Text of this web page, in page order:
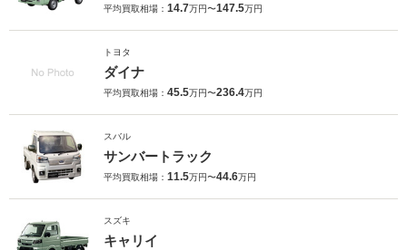
平均買取相場： 14.7万円〜147.5万円
トヨタ
ダイナ
平均買取相場： 45.5万円〜236.4万円
スバル
サンバートラック
平均買取相場： 11.5万円〜44.6万円
スズキ
キャリイ